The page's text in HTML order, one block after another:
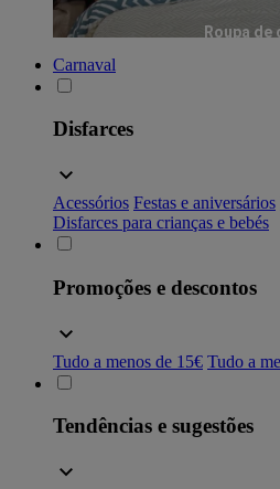
Roupa de
Carnaval
Disfarces
Acessórios Festas e aniversários
Disfarces para crianças e bebés
Promoções e descontos
Tudo a menos de 15€ Tudo a
Tendências e sugestões